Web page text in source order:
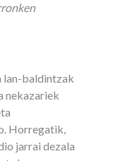
lan-baldintzak
nekazariek
Horregatik,
jarrai dezala